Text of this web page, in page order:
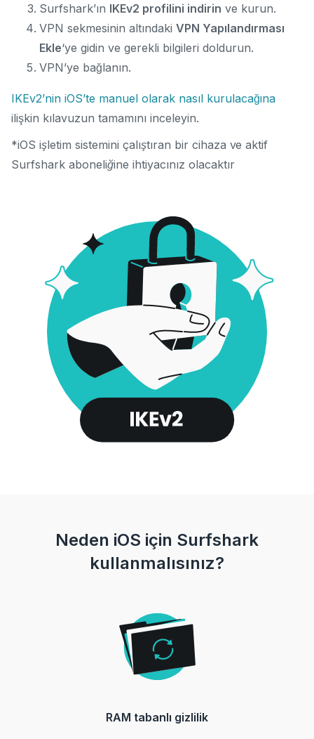
Surfshark’ın IKEv2 profilini indirin ve kurun.
VPN sekmesinin altındaki VPN Yapılandırması
Ekle‘ye gidin ve gerekli bilgileri doldurun.
VPN’ye bağlanın.
IKEv2’nin iOS’te manuel olarak nasıl kurulacağına
ilişkin kılavuzun tamamını inceleyin.
*iOS işletim sistemini çalıştıran bir cihaza ve aktif
Surfshark aboneliğine ihtiyacınız olacaktır
Neden iOS için Surfshark
kullanmalısınız?
RAM tabanlı gizlilik